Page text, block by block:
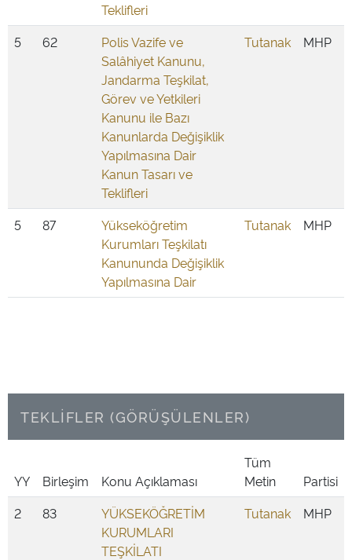
Teklifleri
5 62
Polis Vazife ve
Salâhiyet Kanunu,
Jandarma Teşkilat,
Görev ve Yetkileri
Kanunu ile Bazı
Kanunlarda Değişiklik
Yapılmasına Dair
Kanun Tasarı ve
Teklifleri
Tutanak MHP
5 87
Yükseköğretim
Kurumları Teşkilatı
Kanununda Değişiklik
Yapılmasına Dair
Tutanak MHP
TEKLİFLER (GÖRÜŞÜLENLER)
YY Birleşim Konu Açıklaması
Tüm
Metin
Partisi
2
83
YÜKSEKÖĞRETİM
KURUMLARI
TEŞKİLATI
Tutanak MHP